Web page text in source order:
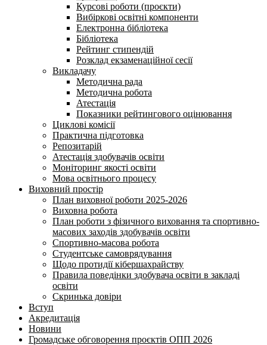
Курсові роботи (проєкти)
Вибіркові освітні компоненти
Електронна бібліотека
Бібліотека
Рейтинг стипендій
Розклад екзаменаційної сесії
Викладачу
Методична рада
Методична робота
Атестація
Показники рейтингового оцінювання
Циклові комісії
Практична підготовка
Репозитарій
Атестація здобувачів освіти
Моніторинг якості освіти
Мова освітнього процесу
Виховний простір
План виховної роботи 2025-2026
Виховна робота
План роботи з фізичного виховання та спортивно-
масових заходів здобувачів освіти
Спортивно-масова робота
Студентське самоврядування
Щодо протидії кібершахрайству
Правила поведінки здобувача освіти в закладі
освіти
Скринька довіри
Вступ
Акредитація
Новини
Громадське обговорення проєктів ОПП 2026